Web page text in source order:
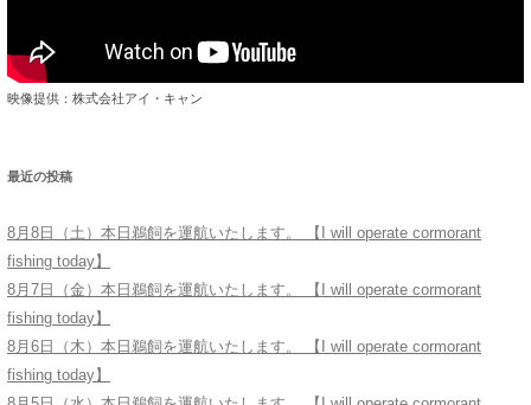
映像提供：株式会社アイ・キャン
最近の投稿
8月8日（土）本日鵜飼を運航いたします。 【I will operate cormorant
fishing today】
8月7日（金）本日鵜飼を運航いたします。 【I will operate cormorant
fishing today】
8月6日（木）本日鵜飼を運航いたします。 【I will operate cormorant
fishing today】